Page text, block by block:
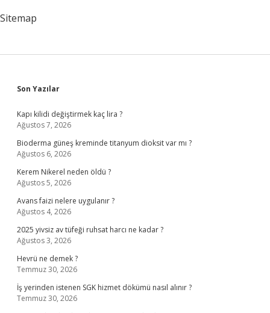
Sitemap
Sidebar
Son Yazılar
Kapı kilidi değiştirmek kaç lira ?
Ağustos 7, 2026
Bioderma güneş kreminde titanyum dioksit var mı ?
Ağustos 6, 2026
Kerem Nikerel neden öldü ?
Ağustos 5, 2026
Avans faizi nelere uygulanır ?
Ağustos 4, 2026
2025 yivsiz av tüfeği ruhsat harcı ne kadar ?
Ağustos 3, 2026
Hevrü ne demek ?
Temmuz 30, 2026
İş yerinden istenen SGK hizmet dökümü nasıl alınır ?
Temmuz 30, 2026